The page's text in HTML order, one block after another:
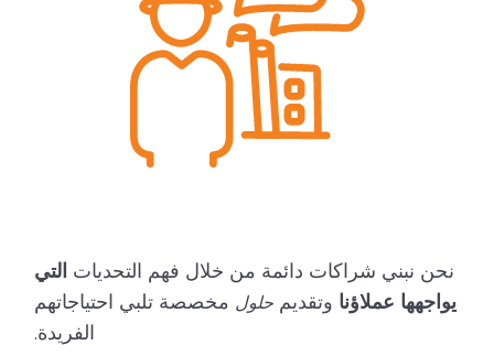
نحن نبني شراكات دائمة من خلال فهم التحديات التي
يواجهها عملاؤنا وتقديمحلول مخصصة تلبي احتياجاتهم
الفريدة.